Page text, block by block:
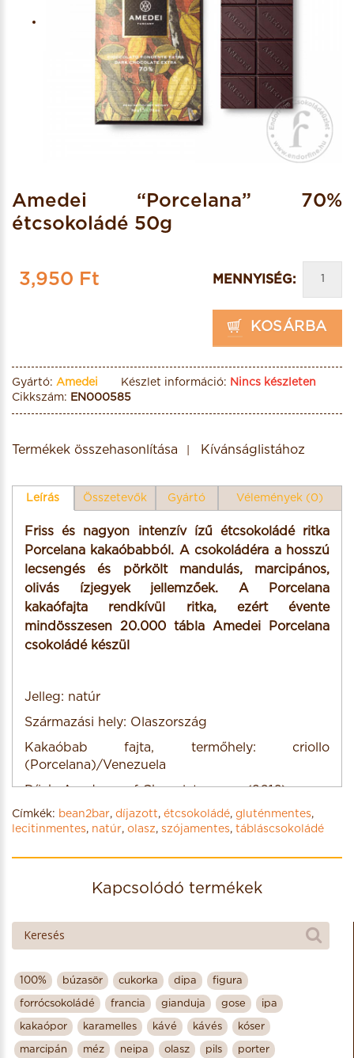
Amedei “Porcelana” 70%
étcsokoládé 50g
3,950 Ft MENNYISÉG:
KOSÁRBA
Gyártó: Amedei Készlet információ: Nincs készleten
Cikkszám: EN000585
Termékek összehasonlítása Kívánságlistához
Leírás Összetevők Gyártó Vélemények (0)
Friss és nagyon intenzív ízű étcsokoládé ritka
Porcelana kakaóbabból. A csokoládéra a hosszú
lecsengés és pörkölt mandulás, marcipános,
olivás ízjegyek jellemzőek. A Porcelana
kakaófajta rendkívül ritka, ezért évente
mindösszesen 20.000 tábla Amedei Porcelana
csokoládé készül
Jelleg: natúr
Származási hely: Olaszország
Kakaóbab fajta, termőhely: criollo
(Porcelana)/Venezuela
Díjak: Academy of Chocolate arany (2016)
Academy of Chocolate arany (2009)
Academy of Chocolate arany (2006)
laktózmentes, szójamentes
Címkék: bean2bar, díjazott, étcsokoládé, gluténmentes,
lecitinmentes, natúr, olasz, szójamentes, tábláscsokoládé
Kapcsolódó termékek
100% búzasör cukorka dipa figura
forrócsokoládé francia gianduja gose ipa
kakaópor karamelles kávé kávés kóser
marcipán méz neipa olasz pils porter